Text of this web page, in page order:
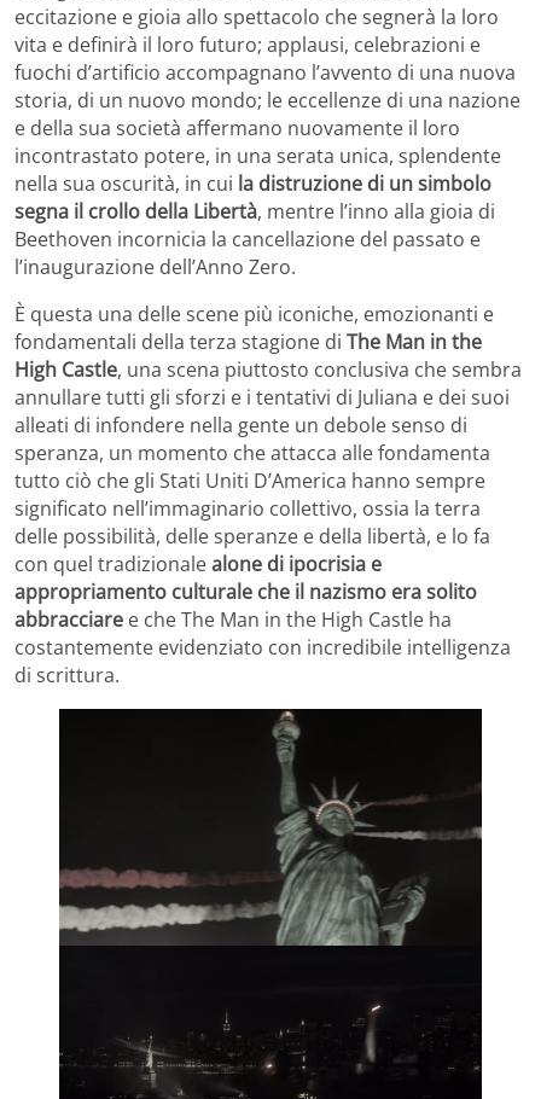
eccitazione e gioia allo spettacolo che segnerà la loro
vita e definirà il loro futuro; applausi, celebrazioni e
fuochi d’artificio accompagnano l’avvento di una nuova
storia, di un nuovo mondo; le eccellenze di una nazione
e della sua società affermano nuovamente il loro
incontrastato potere, in una serata unica, splendente
nella sua oscurità, in cui la distruzione di un simbolo
segna il crollo della Libertà, mentre l’inno alla gioia di
Beethoven incornicia la cancellazione del passato e
l’inaugurazione dell’Anno Zero.
È questa una delle scene più iconiche, emozionanti e
fondamentali della terza stagione di The Man in the
High Castle, una scena piuttosto conclusiva che sembra
annullare tutti gli sforzi e i tentativi di Juliana e dei suoi
alleati di infondere nella gente un debole senso di
speranza, un momento che attacca alle fondamenta
tutto ciò che gli Stati Uniti D’America hanno sempre
significato nell’immaginario collettivo, ossia la terra
delle possibilità, delle speranze e della libertà, e lo fa
con quel tradizionalealone di ipocrisia e
appropriamento culturale che il nazismo era solito
abbracciare e che The Man in the High Castle ha
costantemente evidenziato con incredibile intelligenza
di scrittura.